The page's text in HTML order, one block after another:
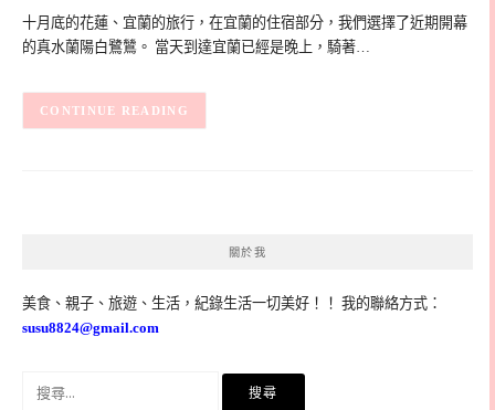
十月底的花蓮、宜蘭的旅行，在宜蘭的住宿部分，我們選擇了近期開幕
的真水蘭陽白鷺鷥。 當天到達宜蘭已經是晚上，騎著…
CONTINUE READING
關於我
美食、親子、旅遊、生活，紀錄生活一切美好！！ 我的聯絡方式：
susu8824@gmail.com